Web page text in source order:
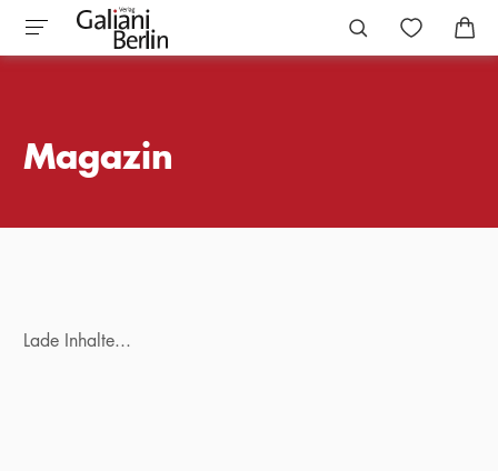
Magazin
Lade Inhalte...